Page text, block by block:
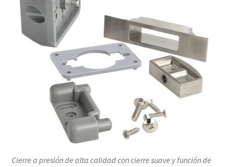
Cierre a presión de alta calidad con cierre suave y función de